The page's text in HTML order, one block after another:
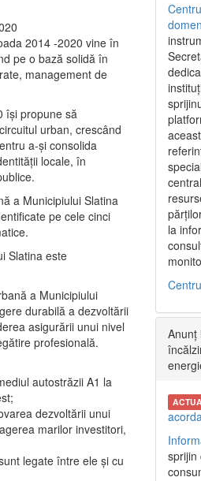
2014 -2020 vine în
pe o bază solidă în
management de
își propune să
urban, crescând
a-şi consolida
locale, în
a Municipiului Slatina
pe cele cinci
Slatina este
a Municipiului
durabilă a dezvoltării
asigurării unui nivel
profesională.
autostrăzii A1 la
dezvoltării unui
marilor investitori,
legate între ele şi cu
la
Anunț
sprijin